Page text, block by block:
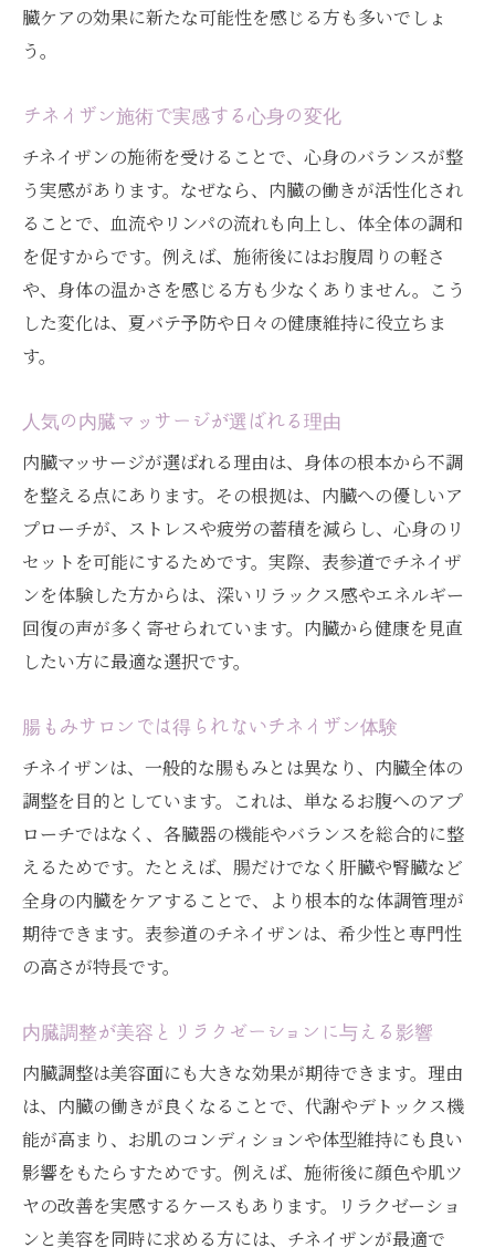
臓ケアの効果に新たな可能性を感じる方も多いでしょ
う。
チネイザン施術で実感する心身の変化
チネイザンの施術を受けることで、心身のバランスが整
う実感があります。なぜなら、内臓の働きが活性化され
ることで、血流やリンパの流れも向上し、体全体の調和
を促すからです。例えば、施術後にはお腹周りの軽さ
や、身体の温かさを感じる方も少なくありません。こう
した変化は、夏バテ予防や日々の健康維持に役立ちま
す。
人気の内臓マッサージが選ばれる理由
内臓マッサージが選ばれる理由は、身体の根本から不調
を整える点にあります。その根拠は、内臓への優しいア
プローチが、ストレスや疲労の蓄積を減らし、心身のリ
セットを可能にするためです。実際、表参道でチネイザ
ンを体験した方からは、深いリラックス感やエネルギー
回復の声が多く寄せられています。内臓から健康を見直
したい方に最適な選択です。
腸もみサロンでは得られないチネイザン体験
チネイザンは、一般的な腸もみとは異なり、内臓全体の
調整を目的としています。これは、単なるお腹へのアプ
ローチではなく、各臓器の機能やバランスを総合的に整
えるためです。たとえば、腸だけでなく肝臓や腎臓など
全身の内臓をケアすることで、より根本的な体調管理が
期待できます。表参道のチネイザンは、希少性と専門性
の高さが特長です。
内臓調整が美容とリラクゼーションに与える影響
内臓調整は美容面にも大きな効果が期待できます。理由
は、内臓の働きが良くなることで、代謝やデトックス機
能が高まり、お肌のコンディションや体型維持にも良い
影響をもたらすためです。例えば、施術後に顔色や肌ツ
ヤの改善を実感するケースもあります。リラクゼーショ
ンと美容を同時に求める方には、チネイザンが最適で